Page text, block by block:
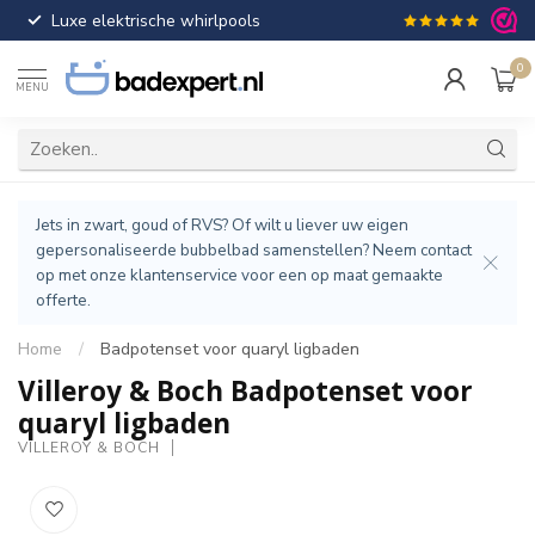
Luxe elektrische whirlpools Gratis
MENU
0
Jets in zwart, goud of RVS? Of wilt u liever uw eigen
gepersonaliseerde bubbelbad samenstellen? Neem contact
op met onze klantenservice voor een op maat gemaakte
offerte.
Home / Badpotenset voor quaryl ligbaden
Villeroy & Boch Badpotenset voor
quaryl ligbaden
VILLEROY & BOCH